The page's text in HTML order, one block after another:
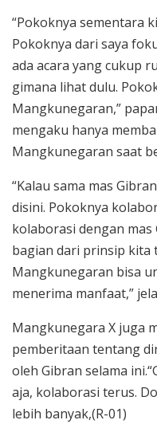
“Pokoknya sementara
Pokoknya dari saya
ada acara yang cukup
gimana lihat dulu.
Mangkunegaran,”
mengaku hanya
Mangkunegaran saat
“Kalau sama mas
disini. Pokoknya
kolaborasi dengan
bagian dari prinsip kita
Mangkunegaran bisa
menerima manfaat,”
Mangkunegara X juga
pemberitaan tentang
oleh Gibran selama
aja, kolaborasi terus.
lebih banyak,(R-01)